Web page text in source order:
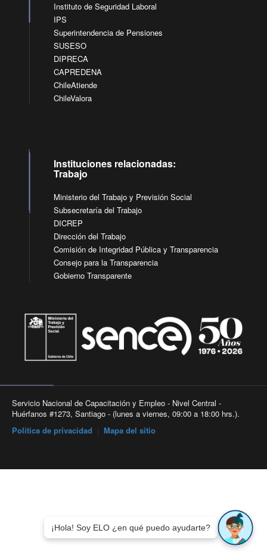
Instituto de Seguridad Laboral
IPS
Superintendencia de Pensiones
SUSESO
DIPRECA
CAPREDENA
ChileAtiende
ChileValora
Instituciones relacionadas:
Trabajo
Ministerio del Trabajo y Previsión Social
Subsecretaría del Trabajo
DICREP
Dirección del Trabajo
Comisión de Integridad Pública y Transparencia
Consejo para la Transparencia
Gobierno Transparente
Servicio Nacional de Capacitación y Empleo - Nivel Central -
Huérfanos #1273, Santiago - (lunes a viernes, 09:00 a 18:00 hrs.).
Política de privacidad
Mapa del sitio
¡Hola! Soy ELO ¿en qué puedo ayudarte?